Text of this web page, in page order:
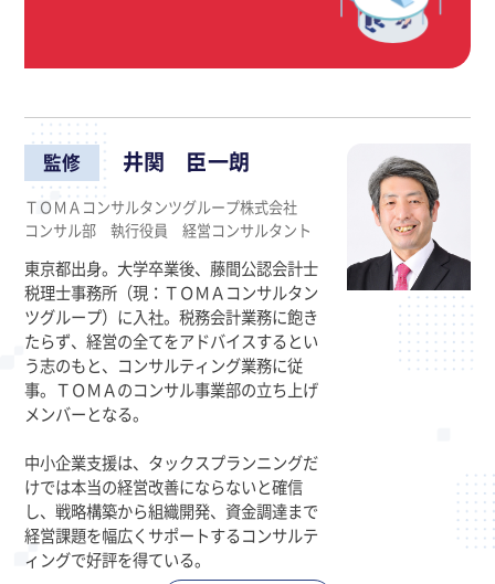
監修 井関 臣一朗
ＴＯＭＡコンサルタンツグループ株式会社
コンサル部 執行役員 経営コンサルタント
東京都出身。大学卒業後、藤間公認会計士
税理士事務所（現：ＴＯＭＡコンサルタン
ツグループ）に入社。税務会計業務に飽き
たらず、経営の全てをアドバイスするとい
う志のもと、コンサルティング業務に従
事。ＴＯＭＡのコンサル事業部の立ち上げ
メンバーとなる。
中小企業支援は、タックスプランニングだ
けでは本当の経営改善にならないと確信
し、戦略構築から組織開発、資金調達まで
経営課題を幅広くサポートするコンサルテ
ィングで好評を得ている。